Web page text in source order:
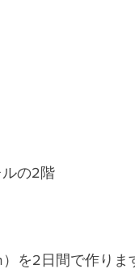
ルの2階
を2日間で作りま